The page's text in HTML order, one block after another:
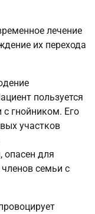
лечение
их перехода
пользуется
гнойником. Его
участков
опасен для
семьи с